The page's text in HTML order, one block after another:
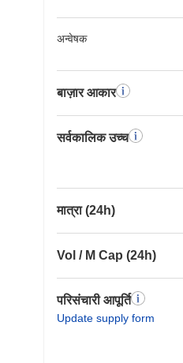
अन्वेषक
बाज़ार आकार
सर्वकालिक उच्च
मात्रा (24h)
Vol / M Cap (24h)
परिसंचारी आपूर्ति
Update supply form